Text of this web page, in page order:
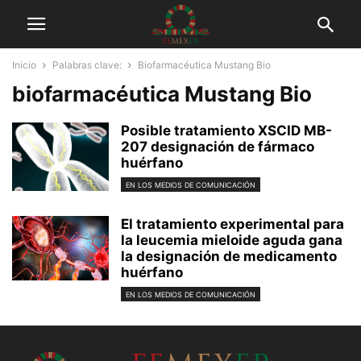
Inicio Palabras clave: Biofarmacéutica Mustang Bio
biofarmacéutica Mustang Bio
Posible tratamiento XSCID MB-
207 designación de fármaco
huérfano
EN LOS MEDIOS DE COMUNICACIÓN
El tratamiento experimental para
la leucemia mieloide aguda gana
la designación de medicamento
huérfano
EN LOS MEDIOS DE COMUNICACIÓN